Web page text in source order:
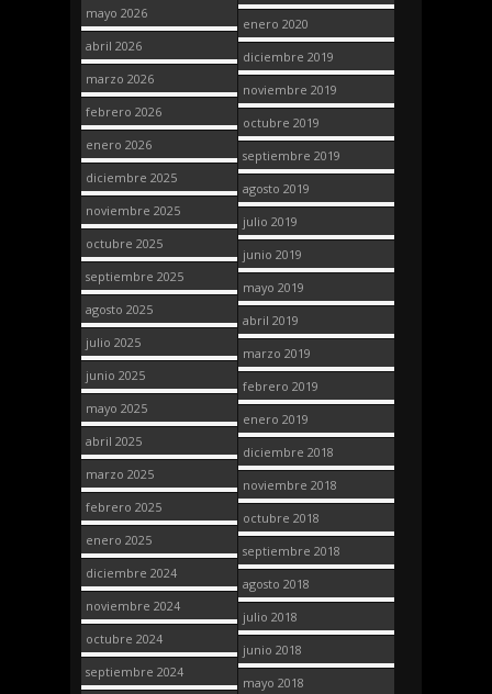
mayo 2026
abril 2026
marzo 2026
febrero 2026
enero 2026
diciembre 2025
noviembre 2025
octubre 2025
septiembre 2025
agosto 2025
julio 2025
junio 2025
mayo 2025
abril 2025
marzo 2025
febrero 2025
enero 2025
diciembre 2024
noviembre 2024
octubre 2024
septiembre 2024
enero 2020
diciembre 2019
noviembre 2019
octubre 2019
septiembre 2019
agosto 2019
julio 2019
junio 2019
mayo 2019
abril 2019
marzo 2019
febrero 2019
enero 2019
diciembre 2018
noviembre 2018
octubre 2018
septiembre 2018
agosto 2018
julio 2018
junio 2018
mayo 2018